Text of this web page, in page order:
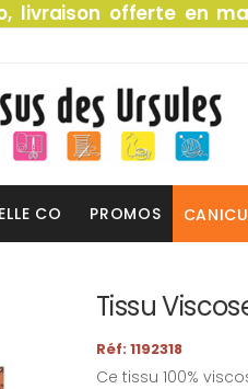
livraison offerte en
CO PROMOS
Tissu
Réf: 1192318
Ce tissu 100%